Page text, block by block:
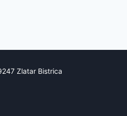
Zlatar Bistrica